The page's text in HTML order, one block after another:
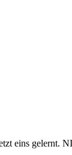
eins gelernt.